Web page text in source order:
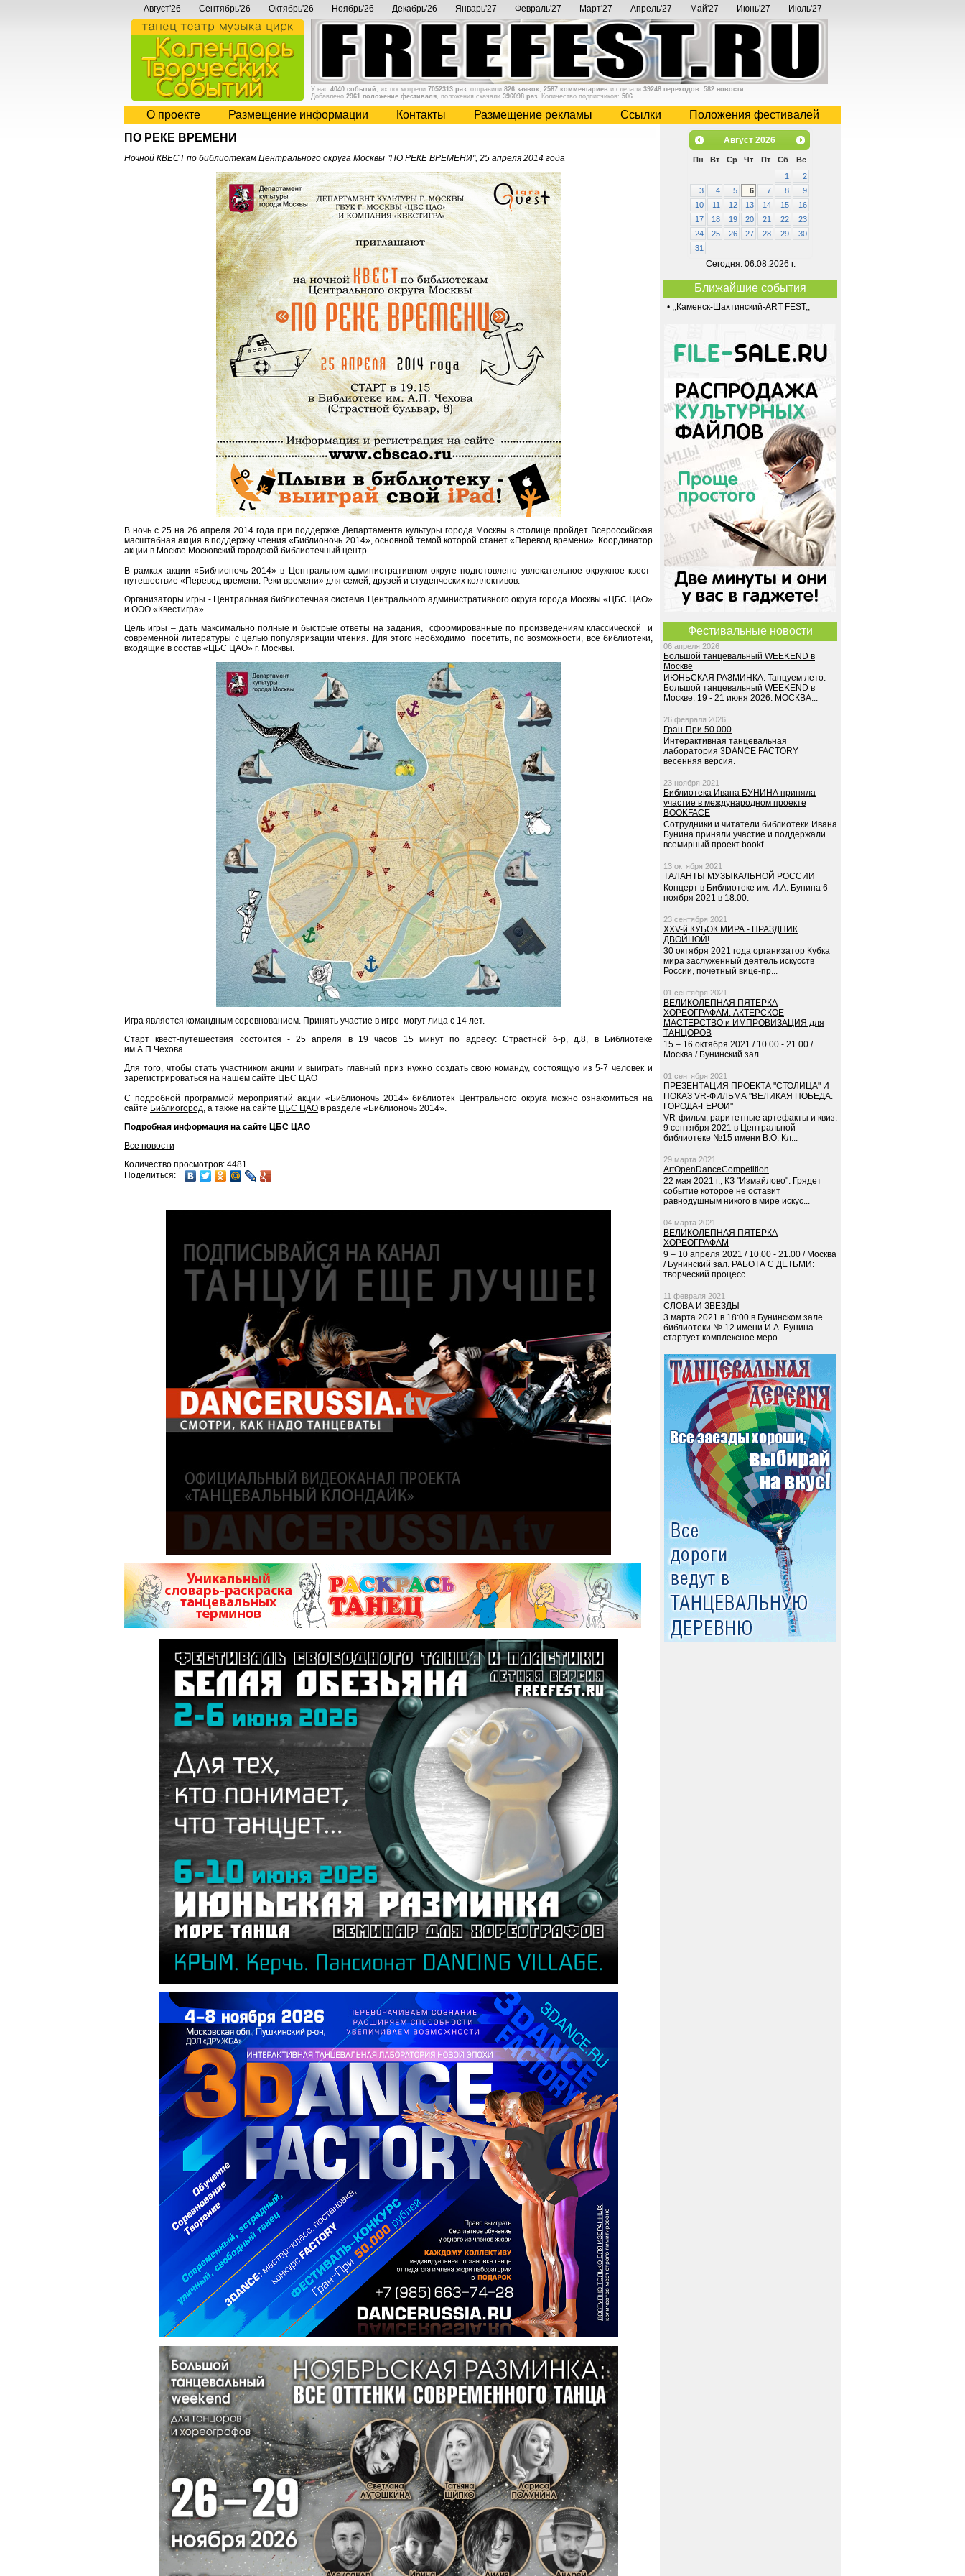
Август'26 Сентябрь'26 Октябрь'26 Ноябрь'26 Декабрь'26 Январь'27 Февраль'27 Март'27 Апрель'27 Май'27 Июнь'27 Июль'27
У нас 4040 событий , их посмотрели 7052313 раз, отправили 826 заявок, 2587 комментариев и сделали 39248 переходов . 582 новости .
Добавлено 2961 положение фестиваля, положения скачали 396098 раз. Количество подписчиков: 506.
О проекте Размещение информации Контакты Размещение рекламы Cсылки
Положения фестивалей
ПО РЕКЕ ВРЕМЕНИ
Ночной КВЕСТ по библиотекам Центрального округа Москвы "ПО РЕКЕ ВРЕМЕНИ", 25 апреля 2014 года
В ночь с 25 на 26 апреля 2014 года при поддержке Департамента культуры города Москвы в столице пройдет Всероссийская
масштабная акция в поддержку чтения «Библионочь 2014», основной темой которой станет «Перевод времени». Координатор
акции в Москве Московский городской библиотечный центр.
В рамках акции «Библионочь 2014» в Центральном административном округе подготовлено увлекательное окружное квест-
путешествие «Перевод времени: Реки времени» для семей, друзей и студенческих коллективов.
Организаторы игры - Центральная библиотечная система Центрального административного округа города Москвы «ЦБС ЦАО»
и ООО «Квестигра».
Цель игры – дать максимально полные и быстрые ответы на задания, сформированные по произведениям классической и
современной литературы с целью популяризации чтения. Для этого необходимо посетить, по возможности, все библиотеки,
входящие в состав «ЦБС ЦАО» г. Москвы.
Игра является командным соревнованием. Принять участие в игре могут лица с 14 лет.
Старт квест-путешествия состоится - 25 апреля в 19 часов 15 минут по адресу: Страстной б-р, д.8, в Библиотеке
им.А.П.Чехова.
Для того, чтобы стать участником акции и выиграть главный приз нужно создать свою команду, состоящую из 5-7 человек и
зарегистрироваться на нашем сайте ЦБС ЦАО
С подробной программой мероприятий акции «Библионочь 2014» библиотек Центрального округа можно ознакомиться на
сайте Библиогород, а также на сайте ЦБС ЦАО в разделе «Библионочь 2014».
Подробная информация на сайте ЦБС ЦАО
Все новости
Количество просмотров: 4481
Поделиться:
Август 2026
Пн Вт Ср Чт Пт Сб
Вс
1
2
3
4 5 6 7 8
9
10
11 12 13 14 15
16
17
18 19 20 21 22
23
24
25 26 27 28 29
30
31
Сегодня: 06.08.2026 г.
Ближайшие события
• ,,Каменск-Шахтинский-ART FEST,,
Фестивальные новости
06 апреля 2026
Большой танцевальный WEEKEND в
Москве
ИЮНЬСКАЯ РАЗМИНКА: Танцуем лето.
Большой танцевальный WEEKEND в
Москве. 19 - 21 июня 2026. МОСКВА...
26 февраля 2026
Гран-При 50.000
Интерактивная танцевальная
лаборатория 3DANCE FACTORY
весенняя версия.
23 ноября 2021
Библиотека Ивана БУНИНА приняла
участие в международном проекте
BOOKFACE
Сотрудники и читатели библиотеки Ивана
Бунина приняли участие и поддержали
всемирный проект bookf...
13 октября 2021
ТАЛАНТЫ МУЗЫКАЛЬНОЙ РОССИИ
Концерт в Библиотеке им. И.А. Бунина 6
ноября 2021 в 18.00.
23 сентября 2021
XXV-й КУБОК МИРА - ПРАЗДНИК
ДВОЙНОЙ!
30 октября 2021 года организатор Кубка
мира заслуженный деятель искусств
России, почетный вице-пр...
01 сентября 2021
ВЕЛИКОЛЕПНАЯ ПЯТЕРКА
ХОРЕОГРАФАМ: АКТЕРСКОЕ
МАСТЕРСТВО и ИМПРОВИЗАЦИЯ для
ТАНЦОРОВ
15 – 16 октября 2021 / 10.00 - 21.00 /
Москва / Бунинский зал
01 сентября 2021
ПРЕЗЕНТАЦИЯ ПРОЕКТА "СТОЛИЦА" И
ПОКАЗ VR-ФИЛЬМА "ВЕЛИКАЯ ПОБЕДА.
ГОРОДА-ГЕРОИ"
VR-фильм, раритетные артефакты и квиз.
9 сентября 2021 в Центральной
библиотеке №15 имени В.О. Кл...
29 марта 2021
ArtOpenDanceCompetition
22 мая 2021 г., КЗ "Измайлово". Грядет
событие которое не оставит
равнодушным никого в мире искус...
04 марта 2021
ВЕЛИКОЛЕПНАЯ ПЯТЕРКА
ХОРЕОГРАФАМ
9 – 10 апреля 2021 / 10.00 - 21.00 / Москва
/ Бунинский зал. РАБОТА С ДЕТЬМИ:
творческий процесс ...
11 февраля 2021
СЛОВА И ЗВЕЗДЫ
3 марта 2021 в 18:00 в Бунинском зале
библиотеки № 12 имени И.А. Бунина
стартует комплексное меро...